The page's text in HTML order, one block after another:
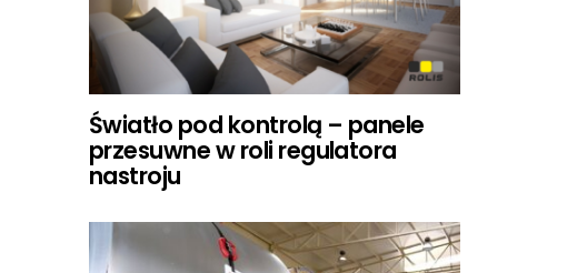
Światło pod kontrolą – panele
przesuwne w roli regulatora
nastroju